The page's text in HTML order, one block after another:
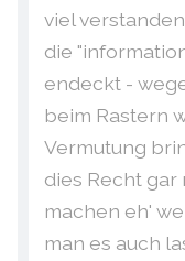
viel
die
endeckt -
beim Rastern
Vermutung
dies Recht
machen eh'
man es auch